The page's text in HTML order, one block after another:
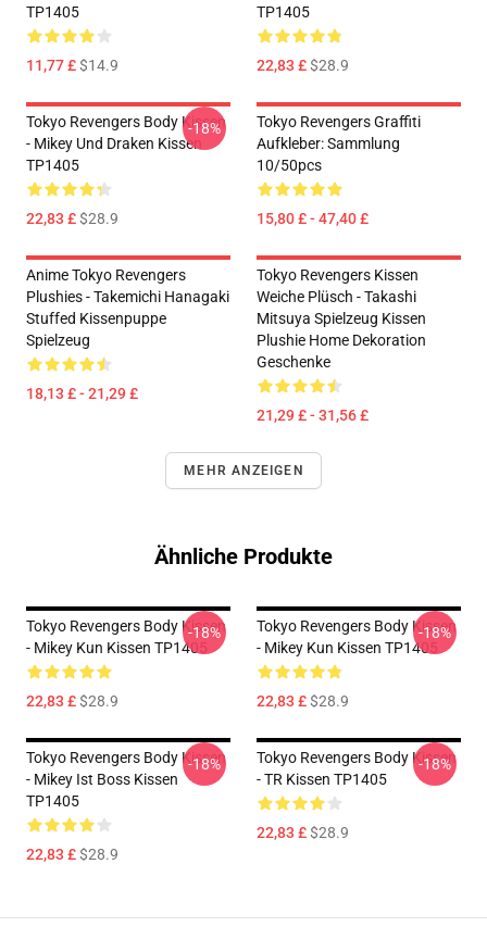
TP1405
11,77 £$14.9
TP1405
22,83 £$28.9
Tokyo Revengers Body Kissen
- Mikey Und Draken Kissen
TP1405
22,83 £$28.9
-18%
Tokyo Revengers Graffiti
Aufkleber: Sammlung
10/50pcs
15,80 £ - 47,40 £
Anime Tokyo Revengers
Plushies - Takemichi Hanagaki
Stuffed Kissenpuppe
Spielzeug
18,13 £ - 21,29 £
Tokyo Revengers Kissen
Weiche Plüsch - Takashi
Mitsuya Spielzeug Kissen
Plushie Home Dekoration
Geschenke
21,29 £ - 31,56 £
MEHR ANZEIGEN
Ähnliche Produkte
Tokyo Revengers Body Kissen
- Mikey Kun Kissen TP1405
22,83 £$28.9
-18%
Tokyo Revengers Body Kissen
- Mikey Kun Kissen TP1405
22,83 £$28.9
-18%
Tokyo Revengers Body Kissen
- Mikey Ist Boss Kissen
TP1405
22,83 £$28.9
-18%
Tokyo Revengers Body Kissen
- TR Kissen TP1405
22,83 £$28.9
-18%